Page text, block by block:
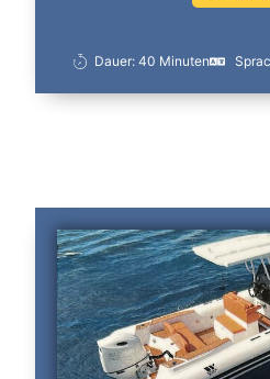
Dauer: 40 Minuten